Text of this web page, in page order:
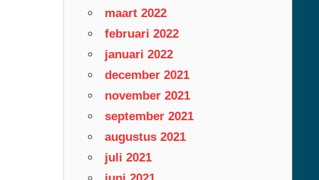
maart 2022
februari 2022
januari 2022
december 2021
november 2021
september 2021
augustus 2021
juli 2021